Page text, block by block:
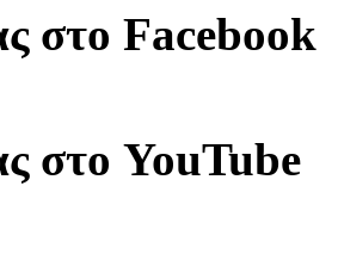
στο Facebook
στο YouTube